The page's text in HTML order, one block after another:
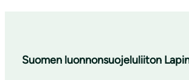
Suomen luonnonsuojeluliiton